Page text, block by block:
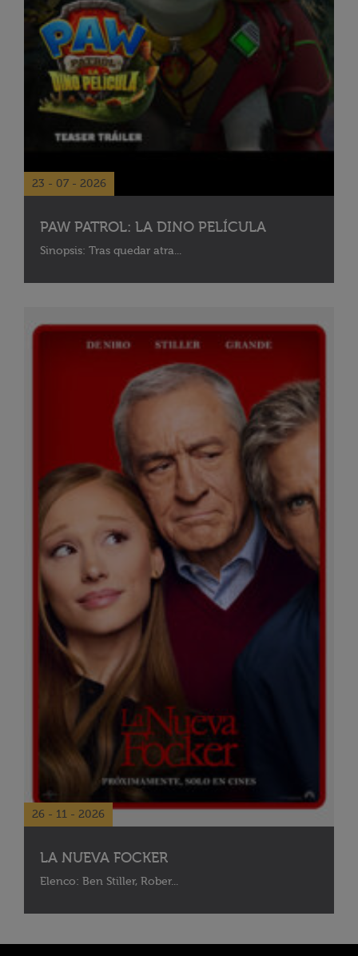
23 - 07 - 2026
PAW PATROL: LA DINO PELÍCULA
Sinopsis: Tras quedar atra...
26 - 11 - 2026
LA NUEVA FOCKER
Elenco: Ben Stiller, Rober...